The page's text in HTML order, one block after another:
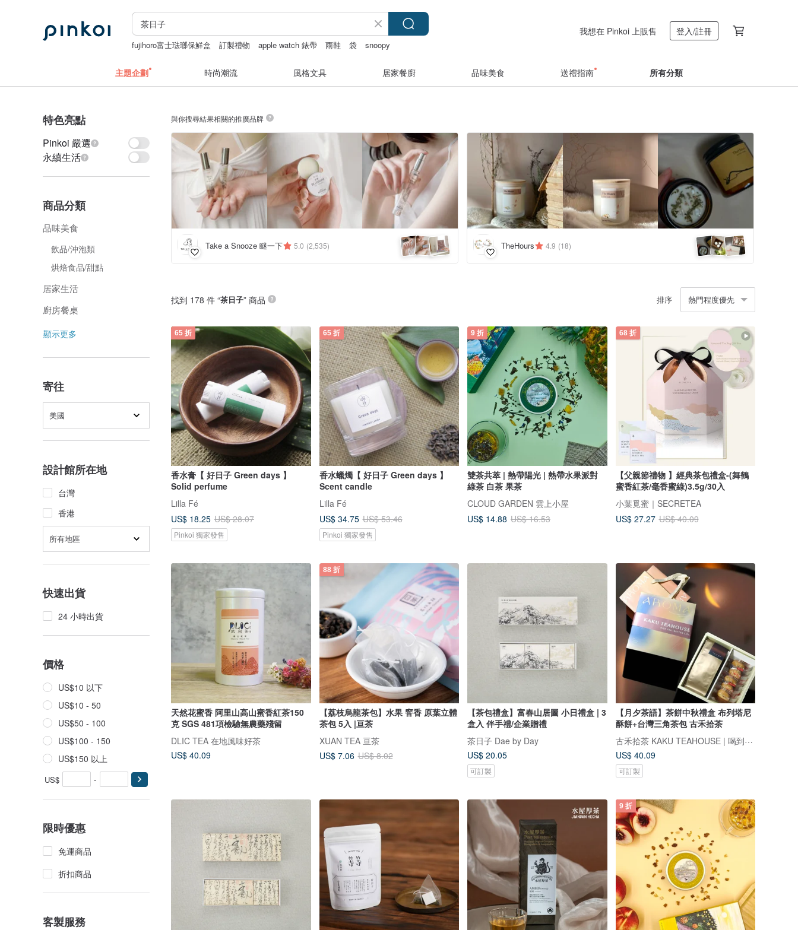
fujihoro富士琺瑯保鮮盒 訂製禮物 apple watch 錶帶 雨鞋 袋
snoopy
我想在 Pinkoi 上販售 登入/註冊
主題企劃 時尚潮流 風格文具 居家餐廚 品味美食 送禮指南 所有分類
特色亮點
Pinkoi 嚴選
永續生活
商品分類
品味美食
飲品/沖泡類
烘焙食品/甜點
居家生活
廚房餐桌
顯示更多
寄往
美國
設計館所在地
台灣
香港
所有地區
快速出貨
24 小時出貨
價格
US$10 以下
US$10 - 50
US$50 - 100
US$100 - 150
US$150 以上
US$ -
限時優惠
免運商品
折扣商品
客製服務
與你搜尋結果相關的推廣品牌
Take a Snooze 瞇一下 5.0 (2,535) TheHours 4.9 (18)
找到 178 件 “茶日子” 商品 排序 熱門程度優先
65 折
香水膏【 好日子 Green days 】
Solid perfume
Lilla Fé
US$ 18.25 US$ 28.07
Pinkoi 獨家發售
65 折
香水蠟燭【 好日子 Green days 】
Scent candle
Lilla Fé
US$ 34.75 US$ 53.46
Pinkoi 獨家發售
9 折
雙茶共萃 | 熱帶陽光 | 熱帶水果派對
綠茶 白茶 果茶
CLOUD GARDEN 雲上小屋
US$ 14.88 US$ 16.53
68 折
【父親節禮物 】經典茶包禮盒-(舞鶴
蜜香紅茶/毫香蜜綠)3.5g/30入
小葉覓蜜｜SECRETEA
US$ 27.27 US$ 40.09
天然花蜜香 阿里山高山蜜香紅茶150
克 SGS 481項檢驗無農藥殘留
DLIC TEA 在地風味好茶
US$ 40.09
88 折
【荔枝烏龍茶包】水果 窨香 原葉立體
茶包 5入 |亘茶
XUAN TEA 亘茶
US$ 7.06 US$ 8.02
【茶包禮盒】富春山居圖 小日禮盒 | 3
盒入 伴手禮/企業贈禮
茶日子 Dae by Day
US$ 20.05
可訂製
【月夕茶語】茶餅中秋禮盒 布列塔尼
酥餅+台灣三角茶包 古禾拾茶
古禾拾茶 KAKU TEAHOUSE | 喝到好茶的日子 就是好日子
US$ 40.09
可訂製
9 折